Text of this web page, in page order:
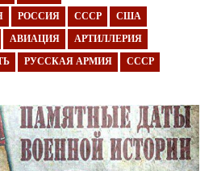
РОССИЯ СССР США
АВИАЦИЯ АРТИЛЛЕРИЯ
РУССКАЯ АРМИЯ СССР